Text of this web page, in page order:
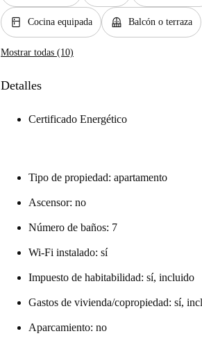
kitchen Cocina equipada balcony Balcón o terraza
Mostrar todas (10)
Detalles
Certificado Energético
Tipo de propiedad: apartamento
Ascensor: no
Número de baños: 7
Wi-Fi instalado: sí
Impuesto de habitabilidad: sí, incluido
Gastos de vivienda/copropiedad: sí,
Aparcamiento: no